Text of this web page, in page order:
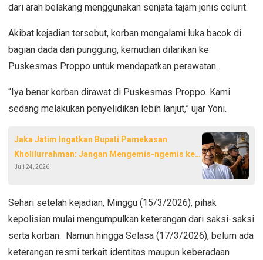
dari arah belakang menggunakan senjata tajam jenis celurit.
Akibat kejadian tersebut, korban mengalami luka bacok di
bagian dada dan punggung, kemudian dilarikan ke
Puskesmas Proppo untuk mendapatkan perawatan.
“Iya benar korban dirawat di Puskesmas Proppo. Kami
sedang melakukan penyelidikan lebih lanjut,” ujar Yoni.
Jaka Jatim Ingatkan Bupati Pamekasan
Kholilurrahman: Jangan Mengemis-ngemis ke
Pengusaha!
Juli 24, 2026
Sehari setelah kejadian, Minggu (15/3/2026), pihak
kepolisian mulai mengumpulkan keterangan dari saksi-saksi
serta korban. Namun hingga Selasa (17/3/2026), belum ada
keterangan resmi terkait identitas maupun keberadaan